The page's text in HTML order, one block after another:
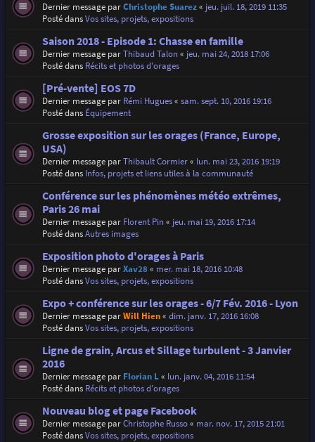
Dernier message parChristophe Suarez« jeu. juil. 18, 2019 11:35
Posté dansVos sites, projets, expositions
Saison 2018 - Episode 1: Chasse en famille
Dernier message parThibaud Talon« jeu. mai 24, 2018 17:06
Posté dans Récits et photos d'orages
[Pré-vente] EOS 7D
Dernier message par Rémi Hugues« sam. sept. 10, 2016 19:16
Posté dans Équipement
Grosse exposition sur les orages (France, Europe,
USA)
Dernier message parThibault Cormier« lun. mai 23, 2016 19:19
Posté dans Infos, projets et liens utiles à la communauté
Conférence sur les phénomènes météo extrêmes,
Paris 26 mai
Dernier message par Florent Pin« jeu. mai 19, 2016 17:14
Posté dansAutres images
Exposition photo d'orages à Paris
Dernier message parXav28« mer. mai 18, 2016 10:48
Posté dansVos sites, projets, expositions
Expo + conférence sur les orages - 6/7 Fév. 2016 - Lyon
Dernier message parWill Hien« dim. janv. 17, 2016 16:08
Posté dansVos sites, projets, expositions
Ligne de grain, Arcus et Sillage turbulent - 3 Janvier
2016
Dernier message par Florian L« lun. janv. 04, 2016 11:54
Posté dans Récits et photos d'orages
Nouveau blog et page Facebook
Dernier message parChristophe Russo« mar. nov. 17, 2015 21:01
Posté dansVos sites, projets, expositions